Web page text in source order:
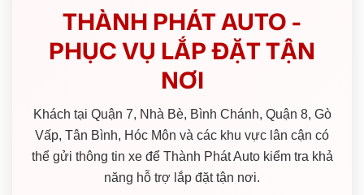
THÀNH PHÁT AUTO -
PHỤC VỤ LẮP ĐẶT TẬN
NƠI
Khách tại Quận 7, Nhà Bè, Bình Chánh, Quận 8, Gò
Vấp, Tân Bình, Hóc Môn và các khu vực lân cận có
thể gửi thông tin xe để Thành Phát Auto kiểm tra khả
năng hỗ trợ lắp đặt tận nơi.